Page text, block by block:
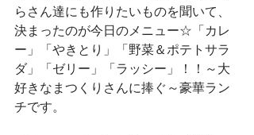
らさん達にも作りたいものを聞いて、
決まったのが今日のメニュー☆「カレ
ー」「やきとり」「野菜＆ポテトサラ
ダ」「ゼリー」「ラッシー」！！～大
好きなまつくりさんに捧ぐ～豪華ラン
チです。